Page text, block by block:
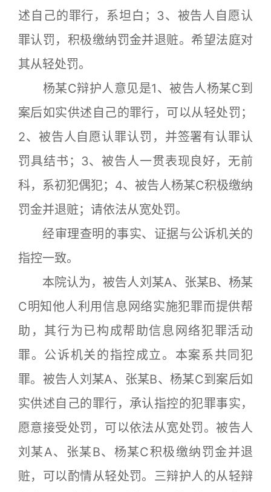
述自己的罪行，系坦白；3、被告人自愿认
罪认罚，积极缴纳罚金并退赃。希望法庭对
其从轻处罚。
杨某C辩护人意见是1、被告人杨某C到
案后如实供述自己的罪行，可以从轻处罚；
2、被告人自愿认罪认罚，并签署有认罪认
罚具结书；3、被告人一贯表现良好，无前
科，系初犯偶犯；4、被告人杨某C积极缴纳
罚金并退赃；请依法从宽处罚。
经审理查明的事实、证据与公诉机关的
指控一致。
本院认为，被告人刘某A、张某B、杨某
C明知他人利用信息网络实施犯罪而提供帮
助，其行为已构成帮助信息网络犯罪活动
罪。公诉机关的指控成立。本案系共同犯
罪。被告人刘某A、张某B、杨某C到案后如
实供述自己的罪行，承认指控的犯罪事实，
愿意接受处罚，可以依法从宽处罚。被告人
刘某A、张某B、杨某C积极缴纳罚金并退
赃，可以酌情从轻处罚。三辩护人的从轻辩